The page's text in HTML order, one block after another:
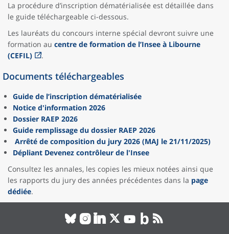
La procédure d’inscription dématérialisée est détaillée dans
le guide téléchargeable ci-dessous.
Les lauréats du concours interne spécial devront suivre une
formation au centre de formation de l’Insee à Libourne
(CEFIL)
.
Documents téléchargeables
Guide de l’inscription dématérialisée
Notice d'information 2026
Dossier RAEP 2026
Guide remplissage du dossier RAEP 2026
Arrêté de composition du jury 2026 (MAJ le 21/11/2025)
Dépliant Devenez contrôleur de l'Insee
Consultez les annales, les copies les mieux notées ainsi que
les rapports du jury des années précédentes dans la page
dédiée.